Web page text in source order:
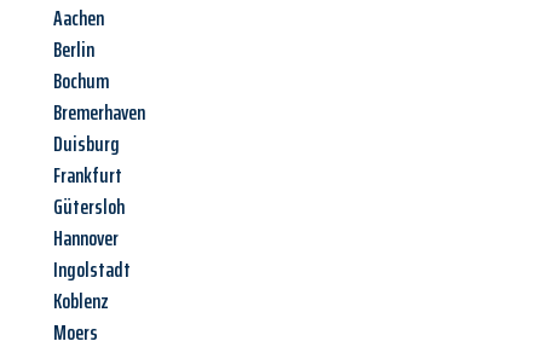
Aachen
Berlin
Bochum
Bremerhaven
Duisburg
Frankfurt
Gütersloh
Hannover
Ingolstadt
Koblenz
Moers